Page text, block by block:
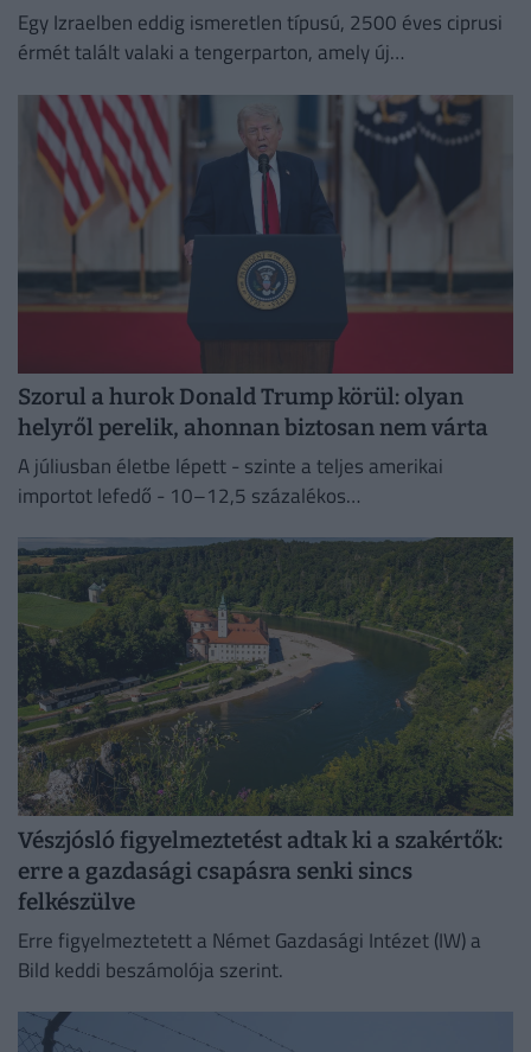
Egy Izraelben eddig ismeretlen típusú, 2500 éves ciprusi
érmét talált valaki a tengerparton, amely új
kereskedelemről.
Szorul a hurok Donald Trump körül: olyan
helyről perelik, ahonnan biztosan nem várta
A júliusban életbe lépett - szinte a teljes amerikai
importot lefedő - 10–12,5 százalékos
fellépéssel indokolja.
Vészjósló figyelmeztetést adtak ki a szakértők:
erre a gazdasági csapásra senki sincs
felkészülve
Erre figyelmeztetett a Német Gazdasági Intézet (IW) a
Bild keddi beszámolója szerint.